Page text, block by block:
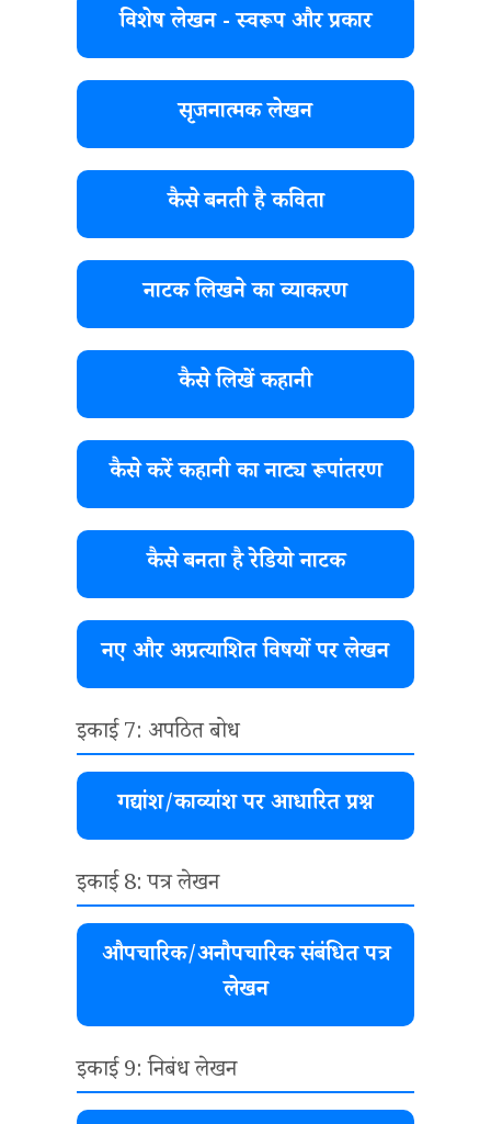
विशेष लेखन - स्वरूप और प्रकार
सृजनात्मक लेखन
कैसे बनती है कविता
नाटक लिखने का व्याकरण
कैसे लिखें कहानी
कैसे करें कहानी का नाट्य रूपांतरण
कैसे बनता है रेडियो नाटक
नए और अप्रत्याशित विषयों पर लेखन
इकाई 7: अपठित बोध
गद्यांश/काव्यांश पर आधारित प्रश्न
इकाई 8: पत्र लेखन
औपचारिक/अनौपचारिक संबंधित पत्र
लेखन
इकाई 9: निबंध लेखन